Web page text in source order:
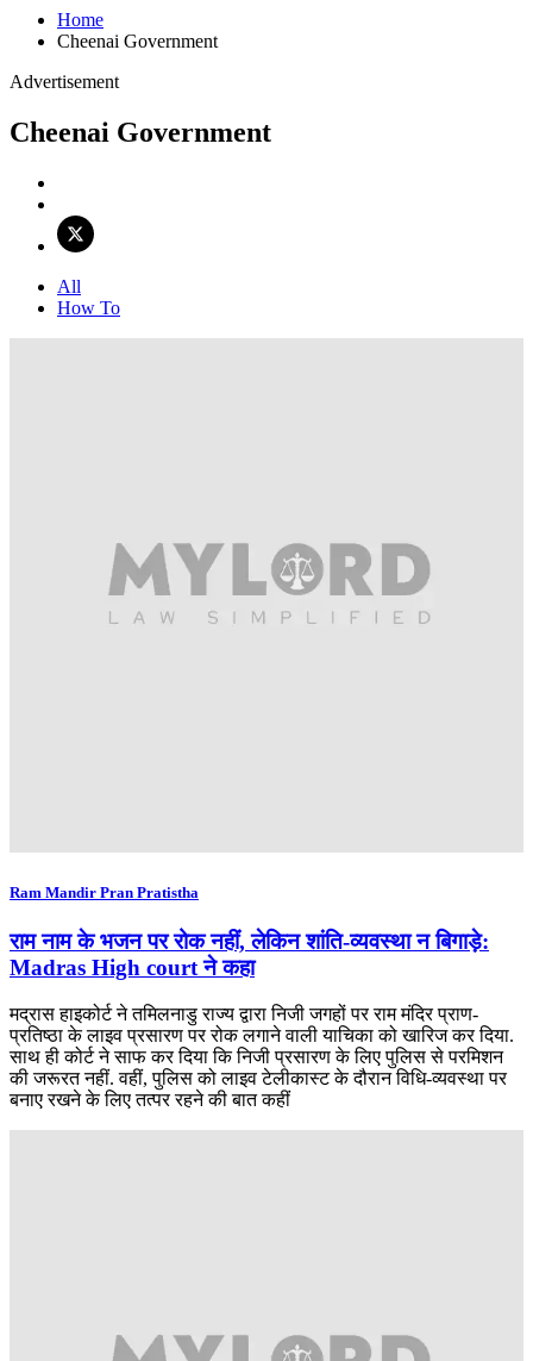
Home
Cheenai Government
Advertisement
Cheenai Government
All
How To
Ram Mandir Pran Pratistha
राम नाम के भजन पर रोक नहीं, लेकिन शांति-व्यवस्था न बिगाड़े:
Madras High court ने कहा
मद्रास हाइकोर्ट ने तमिलनाडु राज्य द्वारा निजी जगहों पर राम मंदिर प्राण-
प्रतिष्ठा के लाइव प्रसारण पर रोक लगाने वाली याचिका को खारिज कर दिया.
साथ ही कोर्ट ने साफ कर दिया कि निजी प्रसारण के लिए पुलिस से परमिशन
की जरूरत नहीं. वहीं, पुलिस को लाइव टेलीकास्ट के दौरान विधि-व्यवस्था पर
बनाए रखने के लिए तत्पर रहने की बात कहीं